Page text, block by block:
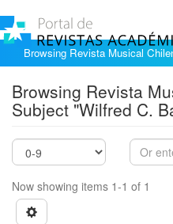
Browsing Revista Musical
Browsing Revista
Subject "Wilfred C.
Now showing items 1-1 of 1